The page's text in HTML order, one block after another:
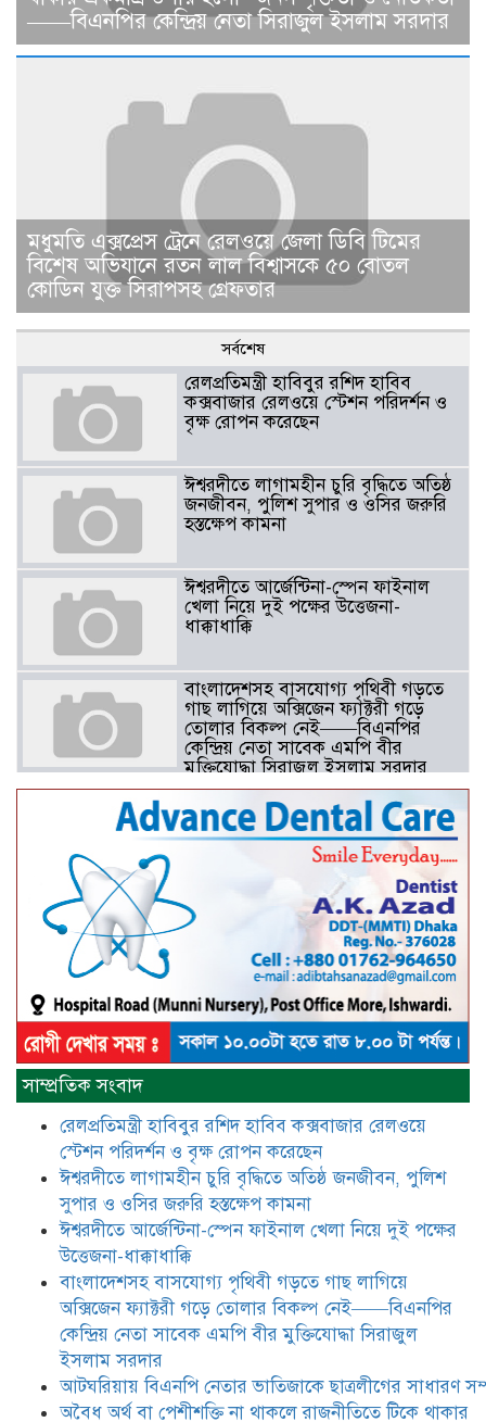
——বিএনপির কেন্দ্রিয় নেতা সিরাজুল ইসলাম সরদার
মধুমতি এক্সপ্রেস ট্রেনে রেলওয়ে জেলা ডিবি টিমের
বিশেষ অভিযানে রতন লাল বিশ্বাসকে ৫০ বোতল
কোডিন যুক্ত সিরাপসহ গ্রেফতার
সর্বশেষ
রেলপ্রতিমন্ত্রী হাবিবুর রশিদ হাবিব
কক্সবাজার রেলওয়ে স্টেশন পরিদর্শন ও
বৃক্ষ রোপন করেছেন
ঈশ্বরদীতে লাগামহীন চুরি বৃদ্ধিতে অতিষ্ঠ
জনজীবন, পুলিশ সুপার ও ওসির জরুরি
হস্তক্ষেপ কামনা ​
ঈশ্বরদীতে আর্জেন্টিনা-স্পেন ফাইনাল
খেলা নিয়ে দুই পক্ষের উত্তেজনা-
ধাক্কাধাক্কি
বাংলাদেশসহ বাসযোগ্য পৃথিবী গড়তে
গাছ লাগিয়ে অক্সিজেন ফ্যাক্টরী গড়ে
তোলার বিকল্প নেই——বিএনপির
কেন্দ্রিয় নেতা সাবেক এমপি বীর
মুক্তিযোদ্ধা সিরাজুল ইসলাম সরদার
আটঘরিয়ায় বিএনপি নেতার ভাতিজাকে ছাত্রলীগের সাধারণ
​​অবৈধ অর্থ বা পেশীশক্তি না থাকলে
রাজনীতিতে টিকে থাকার একমাত্র উপায়
হলো “জনসম্পৃক্ততা ও নৈতিকতা——
বিএনপির কেন্দ্রিয় নেতা সিরাজুল ইসলাম
সরদার
মধুমতি এক্সপ্রেস ট্রেনে রেলওয়ে জেলা
বিশ্বাসকে ৫০ বোতল কোডিন যুক্ত
সিরাপসহ গ্রেফতার
ঈশ্বরদীতে বিএনপি নেত্রীর বিরুদ্ধে জমি ও
দোকান দখলের চেষ্টার অভিযোগে সংবাদ
সম্মেলন
যে ঐক্যের মাধ্যমে ১৯৯১ সালে
বিএনপির সকলস্তরের নেতাকর্মীরা ভঙ্গুর
দলকে প্রতিষ্ঠা এবং নির্বাচন করে
স্বৈরাচারী শেখ হাসিনাকে অপসারণ
আহবান জানিয়েছেন—- বিএনপির কেন্দ্রিয় নির্বাহী কমিটির নেতা,
সাবেক এমপি বীর মুক্তিযোদ্ধা সিরাজুল ইসলাম সরদার
সাম্প্রতিক সংবাদ
রেলপ্রতিমন্ত্রী হাবিবুর রশিদ হাবিব কক্সবাজার রেলওয়ে
স্টেশন পরিদর্শন ও বৃক্ষ রোপন করেছেন
ঈশ্বরদীতে লাগামহীন চুরি বৃদ্ধিতে অতিষ্ঠ জনজীবন, পুলিশ
সুপার ও ওসির জরুরি হস্তক্ষেপ কামনা ​
ঈশ্বরদীতে আর্জেন্টিনা-স্পেন ফাইনাল খেলা নিয়ে দুই পক্ষের
উত্তেজনা-ধাক্কাধাক্কি
বাংলাদেশসহ বাসযোগ্য পৃথিবী গড়তে গাছ লাগিয়ে
অক্সিজেন ফ্যাক্টরী গড়ে তোলার বিকল্প নেই——বিএনপির
কেন্দ্রিয় নেতা সাবেক এমপি বীর মুক্তিযোদ্ধা সিরাজুল
ইসলাম সরদার
আটঘরিয়ায় বিএনপি নেতার ভাতিজাকে ছাত্রলীগের সাধারণ
​​অবৈধ অর্থ বা পেশীশক্তি না থাকলে রাজনীতিতে টিকে থাকার